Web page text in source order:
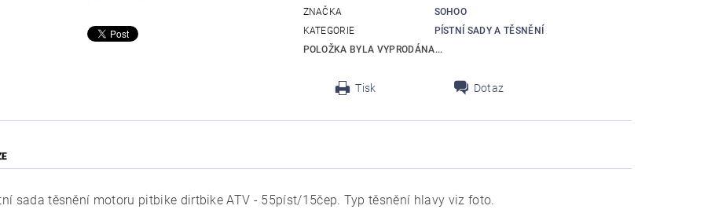
ZNAČKA
SOHOO
KATEGORIE
PÍSTNÍ SADY A TĚSNĚNÍ
POLOŽKA BYLA VYPRODÁNA...
Tisk Dotaz
sada těsnění motoru pitbike dirtbike ATV - 55píst/15čep. Typ těsnění hlavy viz foto.